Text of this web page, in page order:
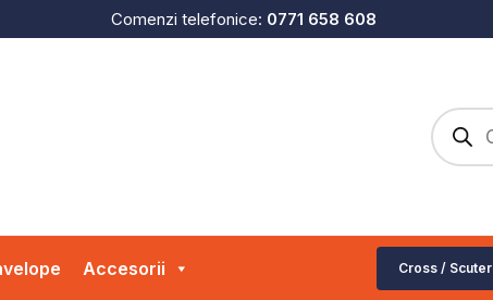
Comenzi telefonice: 0771 658 608
search
Accesorii Cross /